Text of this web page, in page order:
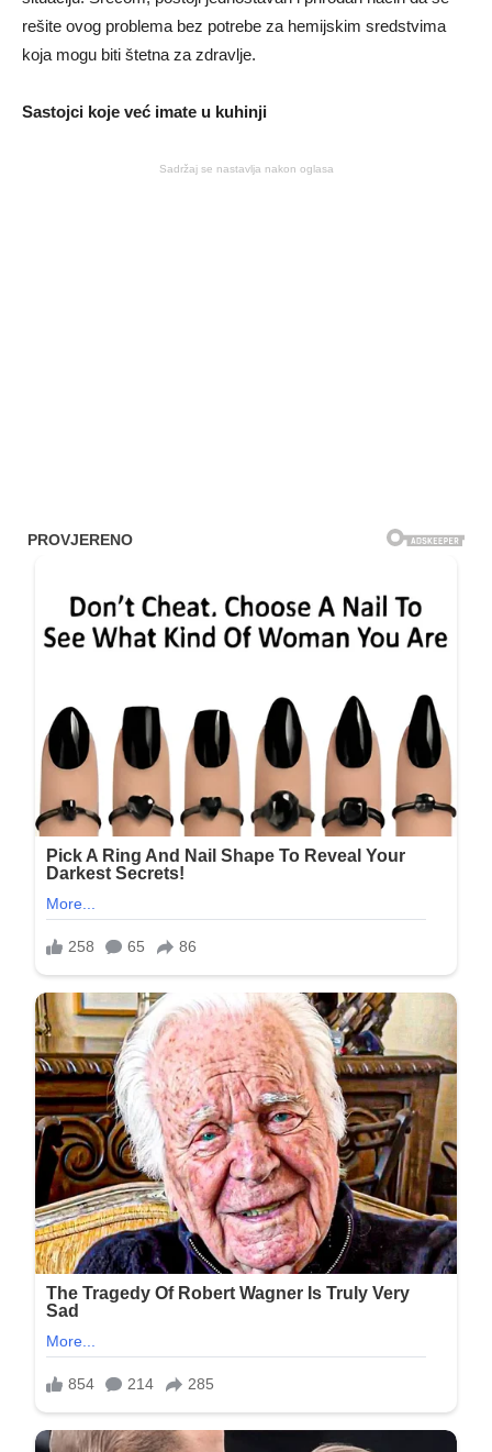
rešite ovog problema bez potrebe za hemijskim sredstvima
koja mogu biti štetna za zdravlje.
Sastojci koje već imate u kuhinji
Sadržaj se nastavlja nakon oglasa